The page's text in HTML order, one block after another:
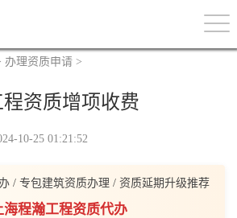
办理资质申请 >
资质增项收费
10-25 01:21:52
/ 专包建筑资质办理 / 资质延期升级推荐
海程瀚工程资质代办